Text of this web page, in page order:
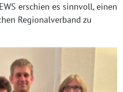
erschien es sinnvoll, einen
Regionalverband zu